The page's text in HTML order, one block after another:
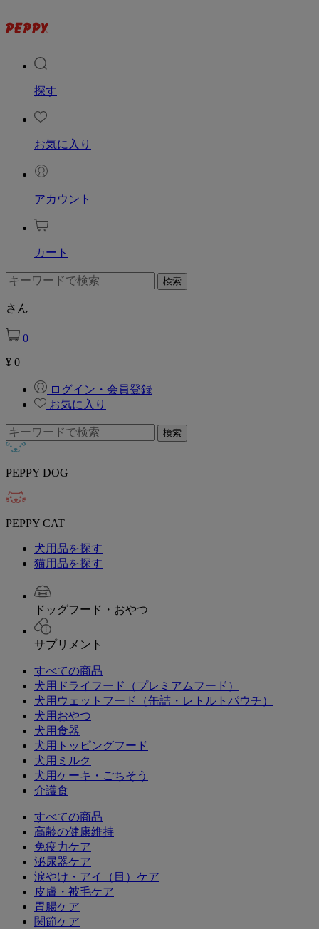
探す
お気に入り
アカウント
カート
さん
0
¥ 0
ログイン・会員登録
お気に入り
PEPPY DOG
PEPPY CAT
犬用品を探す
猫用品を探す
ドッグフード・おやつ
サプリメント
すべての商品
犬用ドライフード（プレミアムフード）
犬用ウェットフード（缶詰・レトルトパウチ）
犬用おやつ
犬用食器
犬用トッピングフード
犬用ミルク
犬用ケーキ・ごちそう
介護食
すべての商品
高齢の健康維持
免疫力ケア
泌尿器ケア
涙やけ・アイ（目）ケア
皮膚・被毛ケア
胃腸ケア
関節ケア